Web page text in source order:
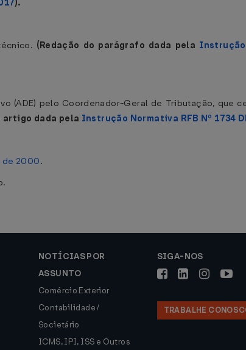
).
(Redação do parágrafo dada pela Instrução
(ADE) pelo Coordenador-Geral de Tributação, que
artigo dada pela Instrução Normativa RFB Nº 1734
de 2000.
NOTÍCIAS POR
ASSUNTO
Comércio Exterior
Contabilidade /
Societário
ICMS, IPI, ISS e Outros
SIGA-NOS
TRABALHE